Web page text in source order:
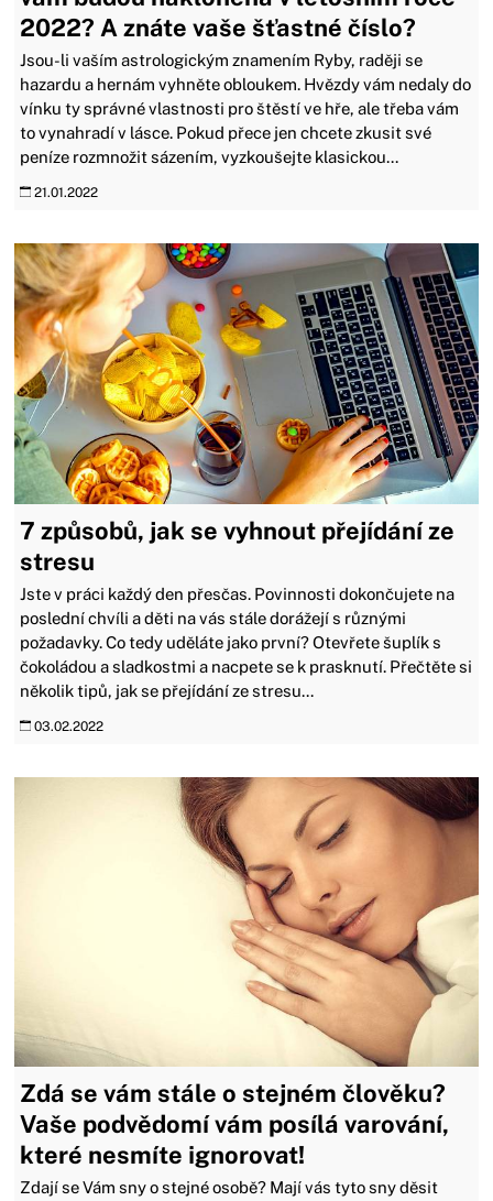
2022? A znáte vaše šťastné číslo?
Jsou-li vaším astrologickým znamením Ryby, raději se
hazardu a hernám vyhněte obloukem. Hvězdy vám nedaly do
vínku ty správné vlastnosti pro štěstí ve hře, ale třeba vám
to vynahradí v lásce. Pokud přece jen chcete zkusit své
peníze rozmnožit sázením, vyzkoušejte klasickou...
21.01.2022
7 způsobů, jak se vyhnout přejídání ze
stresu
Jste v práci každý den přesčas. Povinnosti dokončujete na
poslední chvíli a děti na vás stále dorážejí s různými
požadavky. Co tedy uděláte jako první? Otevřete šuplík s
čokoládou a sladkostmi a nacpete se k prasknutí. Přečtěte si
několik tipů, jak se přejídání ze stresu...
03.02.2022
Zdá se vám stále o stejném člověku?
Vaše podvědomí vám posílá varování,
které nesmíte ignorovat!
Zdají se Vám sny o stejné osobě? Mají vás tyto sny děsit